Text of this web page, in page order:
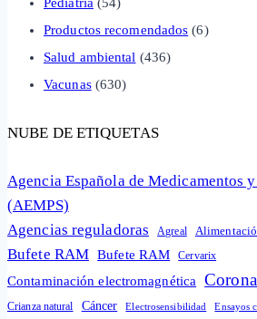
Productos recomendados (6)
Salud ambiental (436)
Vacunas(630)
NUBE DE ETIQUETAS
Agencia Española de Medicamentos
(AEMPS)
Agencias reguladoras
Agreal
Bufete RAM Bufete RAM Cervarix
Contaminación electromagnética
Crianza natural Cáncer Electrosensibilidad Ensayos